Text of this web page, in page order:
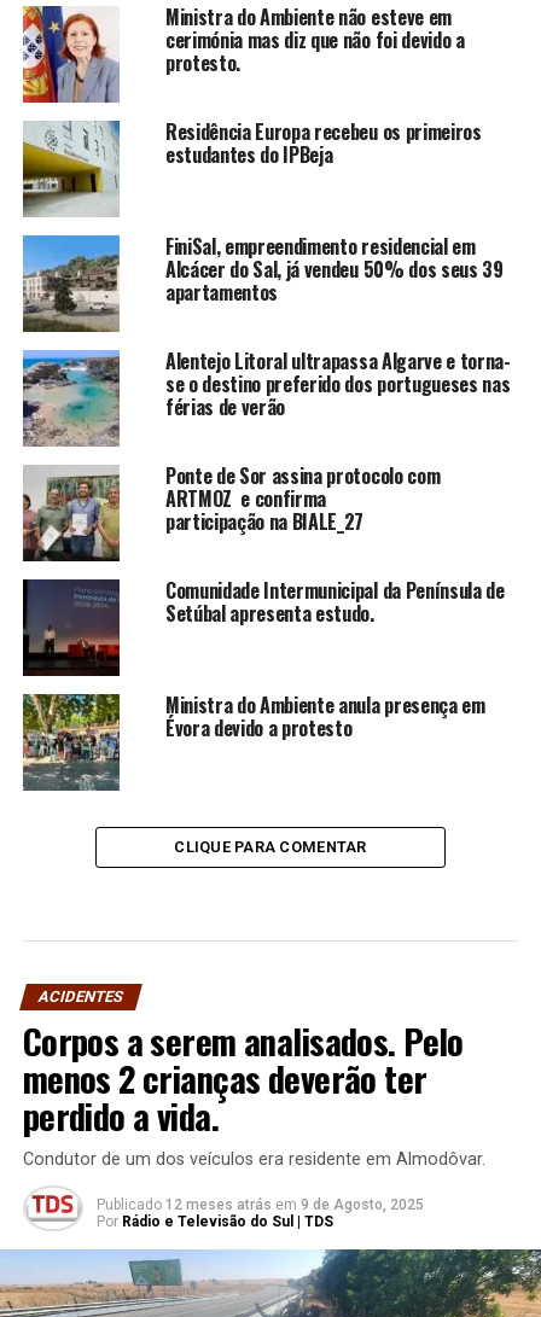
Ministra do Ambiente não esteve em
cerimónia mas diz que não foi devido a
protesto.
Residência Europa recebeu os primeiros
estudantes do IPBeja
FiniSal, empreendimento residencial em
Alcácer do Sal, já vendeu 50% dos seus 39
apartamentos
Alentejo Litoral ultrapassa Algarve e torna-
se o destino preferido dos portugueses nas
férias de verão
Ponte de Sor assina protocolo com
ARTMOZ e confirma
participação na BIALE_27
Comunidade Intermunicipal da Península de
Setúbal apresenta estudo.
Ministra do Ambiente anula presença em
Évora devido a protesto
CLIQUE PARA COMENTAR
ACIDENTES
Corpos a serem analisados. Pelo
menos 2 crianças deverão ter
perdido a vida.
Condutor de um dos veículos era residente em Almodôvar.
Publicado 12 meses atrás em 9 de Agosto, 2025
Por Rádio e Televisão do Sul | TDS